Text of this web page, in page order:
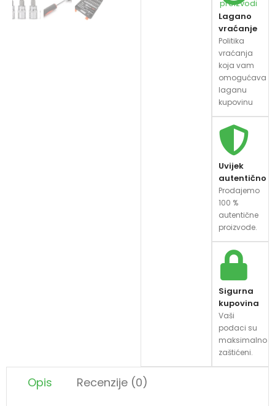
proizvodi
Lagano
vraćanje
Politika
vraćanja
koja vam
omogućava
laganu
kupovinu
Uvijek
autentično
Prodajemo
100 %
autentične
proizvode.
Sigurna
kupovina
Vaši
podaci su
maksimalno
zaštićeni.
Opis Recenzije (0)